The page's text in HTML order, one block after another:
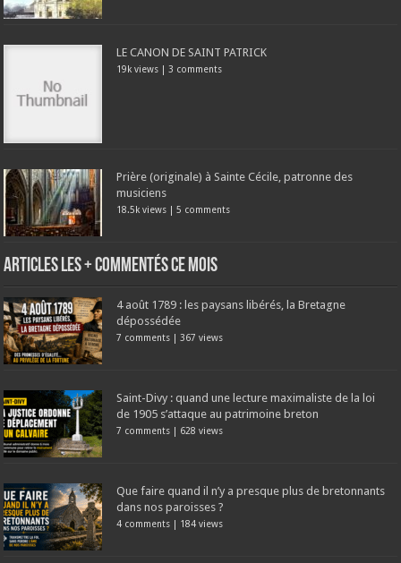
LE CANON DE SAINT PATRICK
19k views | 3 comments
Prière (originale) à Sainte Cécile, patronne des
musiciens
18.5k views |5 comments
Articles les + commentés ce mois
4 août 1789 : les paysans libérés, la Bretagne
dépossédée
7 comments | 367 views
Saint-Divy : quand une lecture maximaliste de la loi
de 1905 s’attaque au patrimoine breton
7 comments | 628 views
Que faire quand il n’y a presque plus de bretonnants
dans nos paroisses ?
4 comments | 184 views